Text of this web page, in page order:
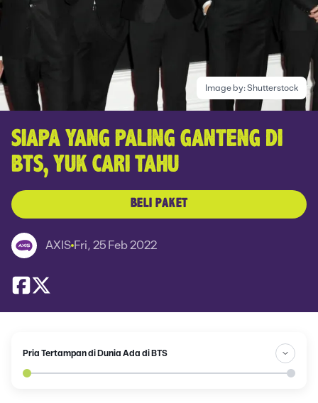
Image by:Shutterstock
SIAPA YANG PALING GANTENG DI
BTS, YUK CARI TAHU
BELI PAKET
AXIS Fri, 25 Feb 2022
Pria Tertampan di Dunia Ada di BTS